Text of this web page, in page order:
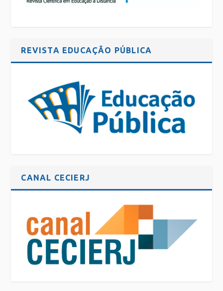
REVISTA EDUCAÇÃO PÚBLICA
CANAL CECIERJ